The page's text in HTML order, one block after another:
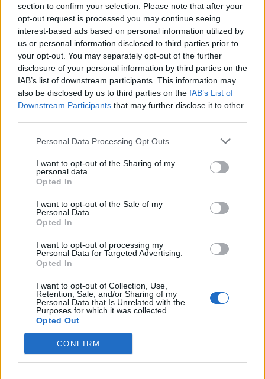
section to confirm your selection. Please note that after your
opt-out request is processed you may continue seeing
interest-based ads based on personal information utilized by
us or personal information disclosed to third parties prior to
your opt-out. You may separately opt-out of the further
disclosure of your personal information by third parties on the
IAB’s list of downstream participants. This information may
also be disclosed by us to third parties on the IAB’s List of
Downstream Participants that may further disclose it to other
Personal Data Processing Opt Outs
I want to opt-out of the Sharing of my
personal data.
Opted In
I want to opt-out of the Sale of my
Personal Data.
Opted In
I want to opt-out of processing my
Personal Data for Targeted Advertising.
Opted In
I want to opt-out of Collection, Use,
Retention, Sale, and/or Sharing of my
Personal Data that Is Unrelated with the
Purposes for which it was collected.
Opted Out
CONFIRM